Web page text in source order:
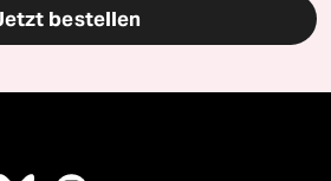
bestellen